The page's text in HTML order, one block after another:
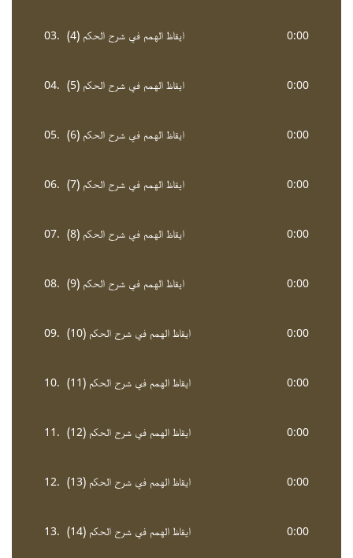
03. ايقاظ الهمم في شرح الحكم (4) 0:00
04. ايقاظ الهمم في شرح الحكم (5) 0:00
05. ايقاظ الهمم في شرح الحكم (6) 0:00
06. ايقاظ الهمم في شرح الحكم (7) 0:00
07. ايقاظ الهمم في شرح الحكم (8) 0:00
08. ايقاظ الهمم في شرح الحكم (9) 0:00
09. ايقاظ الهمم في شرح الحكم (10) 0:00
10. ايقاظ الهمم في شرح الحكم (11) 0:00
11. ايقاظ الهمم في شرح الحكم (12) 0:00
12. ايقاظ الهمم في شرح الحكم (13) 0:00
13. ايقاظ الهمم في شرح الحكم (14) 0:00